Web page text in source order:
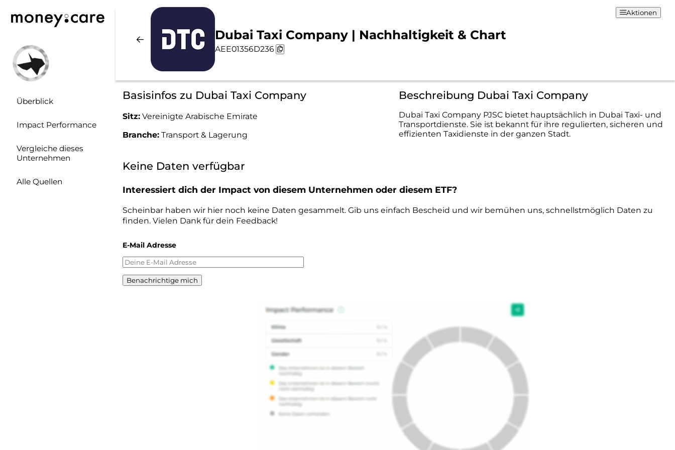
Überblick
Impact Performance
Vergleiche dieses
Unternehmen
Alle Quellen
Dubai Taxi Company | Nachhaltigkeit & Chart
AEE01356D236
Aktionen
Basisinfos zu Dubai Taxi Company
Sitz: Vereinigte Arabische Emirate
Branche: Transport & Lagerung
Beschreibung Dubai Taxi Company
Dubai Taxi Company PJSC bietet hauptsächlich in Dubai Taxi- und
Transportdienste. Sie ist bekannt für ihre regulierten, sicheren und
effizienten Taxidienste in der ganzen Stadt.
Keine Daten verfügbar
Interessiert dich der Impact von diesem Unternehmen oder diesem ETF?
Scheinbar haben wir hier noch keine Daten gesammelt. Gib uns einfach Bescheid und wir bemühen uns, schnellstmöglich Daten zu
finden. Vielen Dank für dein Feedback!
E-Mail Adresse
Benachrichtige mich